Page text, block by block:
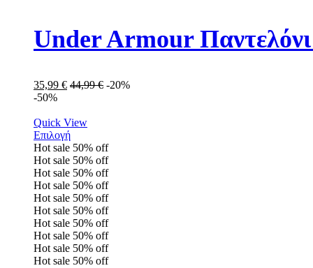
Under Armour
35,99 € 44,99€ -20%
-50%
Quick View
Επιλογή
Hot sale 50% off
Hot sale 50% off
Hot sale 50% off
Hot sale 50% off
Hot sale 50% off
Hot sale 50% off
Hot sale 50% off
Hot sale 50% off
Hot sale 50% off
Hot sale 50% off